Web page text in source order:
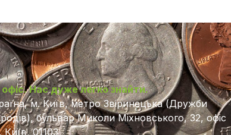
Нас дуже легко знайти.
м. Київ, метро Звіринецька (Дружби
бульвар Миколи Міхновського, 32, офіс
Київ, 01103